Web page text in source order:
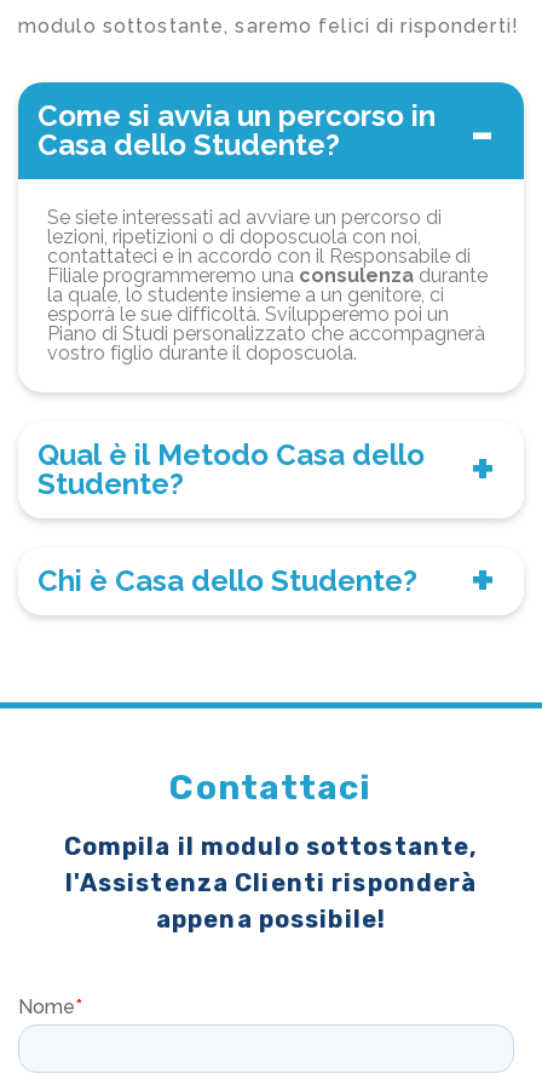
modulo sottostante, saremo felici di risponderti!
Come si avvia un percorso in
Casa dello Studente?
Se siete interessati ad avviare un percorso di
lezioni, ripetizioni o di doposcuola con noi,
contattateci e in accordo con il Responsabile di
Filiale programmeremo una consulenza durante
la quale, lo studente insieme a un genitore, ci
esporrà le sue difficoltà. Svilupperemo poi un
Piano di Studi personalizzato che accompagnerà
vostro figlio durante il doposcuola.
Qual è il Metodo Casa dello
Studente?
Chi è Casa dello Studente?
Contattaci
Compila il modulo sottostante,
l'Assistenza Clienti risponderà
appena possibile!